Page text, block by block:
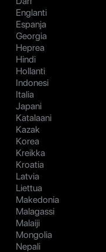
Englanti
Espanja
Georgia
Heprea
Hindi
Hollanti
Indonesi
Italia
Japani
Katalaani
Kazak
Korea
Kreikka
Kroatia
Latvia
Liettua
Makedonia
Malagassi
Malaiji
Mongolia
Nepali